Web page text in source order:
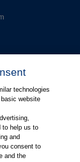
博
technologies
website
to help us to
and
consent to
and the